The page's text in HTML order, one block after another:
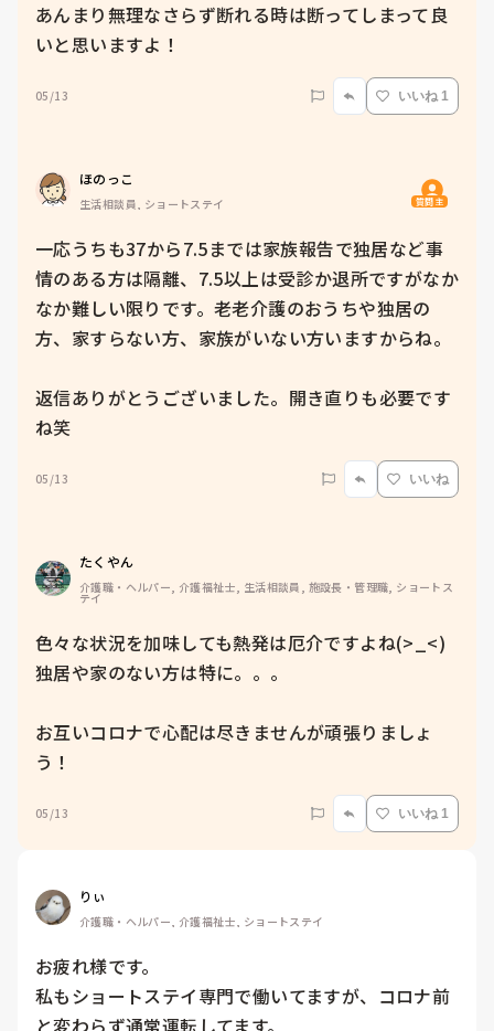
あんまり無理なさらず断れる時は断ってしまって良
いと思いますよ！
05/13 いいね 1
ほのっこ
生活相談員, ショートステイ 質問主
一応うちも37から7.5までは家族報告で独居など事
情のある方は隔離、7.5以上は受診か退所ですがなか
なか難しい限りです。老老介護のおうちや独居の
方、家すらない方、家族がいない方いますからね。
返信ありがとうございました。開き直りも必要です
ね笑
05/13 いいね
たくやん
介護職・ヘルパー, 介護福祉士, 生活相談員, 施設長・管理職, ショートス
テイ
色々な状況を加味しても熱発は厄介ですよね(>_<)
独居や家のない方は特に。。。
お互いコロナで心配は尽きませんが頑張りましょ
う！
05/13 いいね 1
りぃ
介護職・ヘルパー, 介護福祉士, ショートステイ
お疲れ様です。
私もショートステイ専門で働いてますが、コロナ前